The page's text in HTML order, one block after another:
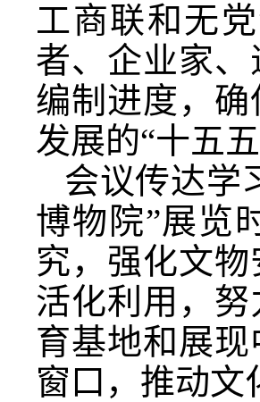
工商联和无
者、企业家
编制进度，
发展的“十五五
会议传达学
博物院”展览
究，强化文
活化利用，
育基地和展
窗口，推动文